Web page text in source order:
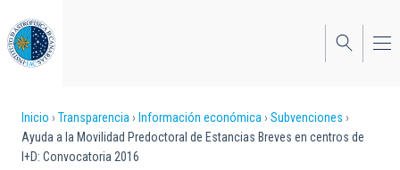
al
contenido
principal
Sobrescribir
enlaces
Inicio Transparencia Información económica
Subvenciones
Ayuda a la Movilidad Predoctoral de Estancias Breves en centros de
I+D: Convocatoria 2016